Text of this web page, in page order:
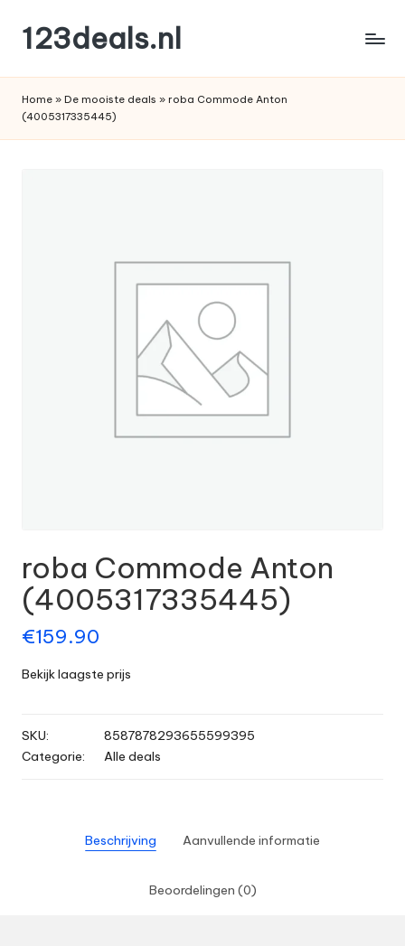
de
inhoud
123deals.nl
deals
Home » De mooiste deals » roba Commode Anton
(4005317335445)
roba Commode Anton
(4005317335445)
€159.90
Bekijk laagste prijs
SKU:
8587878293655599395
Categorie:
Alle deals
Beschrijving Aanvullende informatie
Beoordelingen (0)